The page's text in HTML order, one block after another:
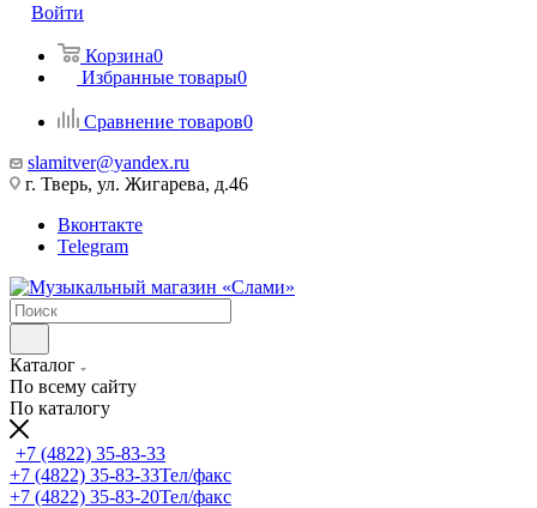
Войти
Корзина0
Избранные товары0
Сравнение товаров0
slamitver@yandex.ru
г. Тверь, ул. Жигарева, д.46
Вконтакте
Telegram
Каталог
По всему сайту
По каталогу
+7 (4822) 35-83-33
+7 (4822) 35-83-33Тел/факс
+7 (4822) 35-83-20Тел/факс